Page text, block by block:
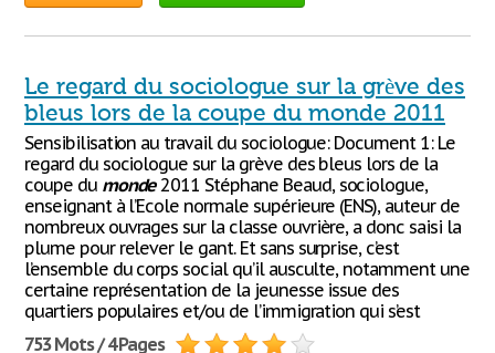
Le regard du sociologue sur la grève des
bleus lors de la coupe du monde 2011
Sensibilisation au travail du sociologue: Document 1: Le
regard du sociologue sur la grève des bleus lors de la
coupe du monde2011 Stéphane Beaud, sociologue,
enseignant à l’Ecole normale supérieure (ENS), auteur de
nombreux ouvrages sur la classe ouvrière, a donc saisi la
plume pour relever le gant. Et sans surprise, c’est
l’ensemble du corps social qu’il ausculte, notamment une
certaine représentation de la jeunesse issue des
quartiers populaires et/ou de l’immigration qui s’est
753 Mots / 4 Pages